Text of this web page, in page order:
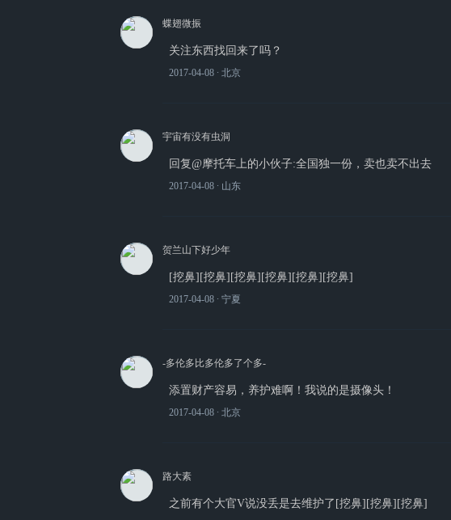
蝶翅微振
关注东西找回来了吗？
2017-04-08 ∙ 北京
宇宙有没有虫洞
回复@摩托车上的小伙子:全国独一份，卖也卖不出去
2017-04-08 ∙ 山东
贺兰山下好少年
[挖鼻][挖鼻][挖鼻][挖鼻][挖鼻][挖鼻]
2017-04-08 ∙ 宁夏
-多伦多比多伦多了个多-
添置财产容易，养护难啊！我说的是摄像头！
2017-04-08 ∙ 北京
路大素
之前有个大官V说没丢是去维护了[挖鼻][挖鼻][挖鼻]